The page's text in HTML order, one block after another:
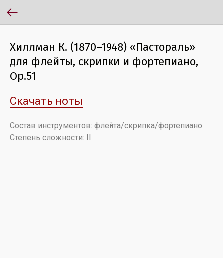
Хиллман К. (1870–1948) «Пастораль»
для флейты, скрипки и фортепиано,
Op.51
Скачать ноты
Состав инструментов: флейта/скрипка/фортепиано
Степень сложности: II